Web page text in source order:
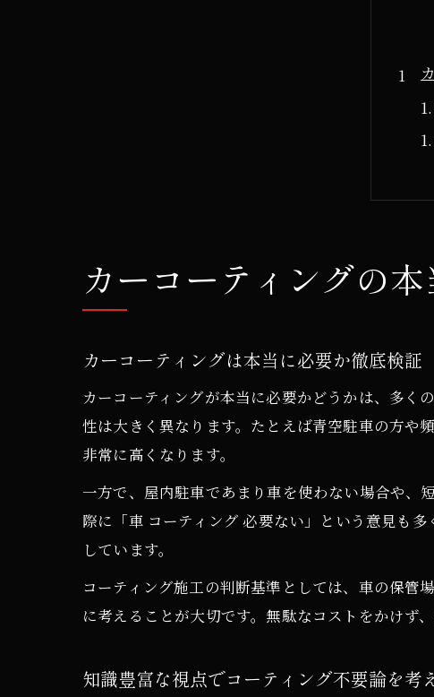
カーコーティングの
カーコーティングは本当に必要か徹底検証
カーコーティングが本当に必要かどうかは、多く
性は大きく異なります。たとえば青空駐車の方や
非常に高くなります。
一方で、屋内駐車であまり車を使わない場合や、
際に「車 コーティング 必要ない」という意見も
しています。
コーティング施工の判断基準としては、車の保管
に考えることが大切です。無駄なコストをかけず
知識豊富な視点でコーティング不要論を考